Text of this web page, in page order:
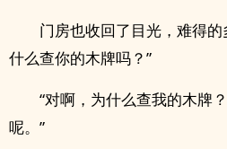
门房也收回了目光，难得
什么查你的木牌吗？”
“对啊，为什么查我的木牌
呢。”